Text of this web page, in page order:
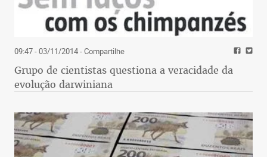
09:47 - 03/11/2014- Compartilhe
Grupo de cientistas questiona a veracidade da
evolução darwiniana